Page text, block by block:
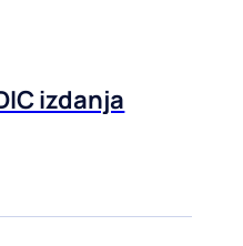
izdanja